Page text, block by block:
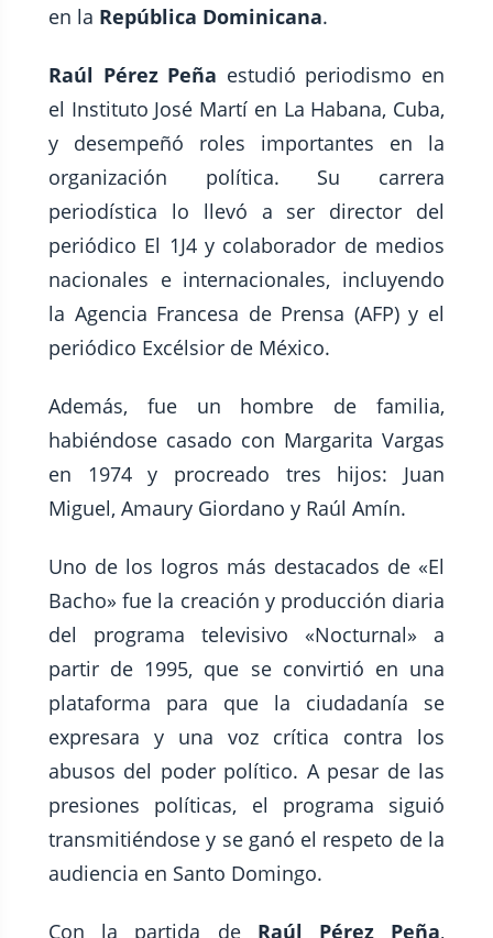
en la República Dominicana.
Raúl Pérez Peña estudió periodismo en
el Instituto José Martí en La Habana, Cuba,
y desempeñó roles importantes en la
organización política. Su carrera
periodística lo llevó a ser director del
periódico El 1J4 y colaborador de medios
nacionales e internacionales, incluyendo
la Agencia Francesa de Prensa (AFP) y el
periódico Excélsior de México.
Además, fue un hombre de familia,
habiéndose casado con Margarita Vargas
en 1974 y procreado tres hijos: Juan
Miguel, Amaury Giordano y Raúl Amín.
Uno de los logros más destacados de «El
Bacho» fue la creación y producción diaria
del programa televisivo «Nocturnal» a
partir de 1995, que se convirtió en una
plataforma para que la ciudadanía se
expresara y una voz crítica contra los
abusos del poder político. A pesar de las
presiones políticas, el programa siguió
transmitiéndose y se ganó el respeto de la
audiencia en Santo Domingo.
Con la partida de Raúl Pérez Peña,